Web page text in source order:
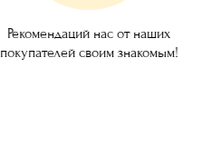
Рекомендаций нас от наших
покупателей своим знакомым!